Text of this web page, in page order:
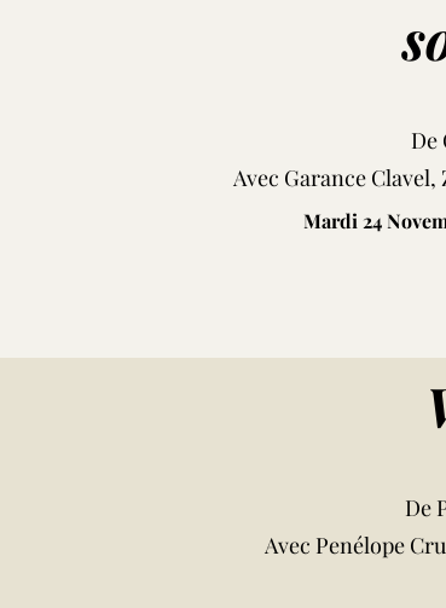
De
Avec Garance
Mardi 24
De
Avec Penélope